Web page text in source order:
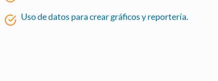
Uso de datos para crear gráficos y reportería.